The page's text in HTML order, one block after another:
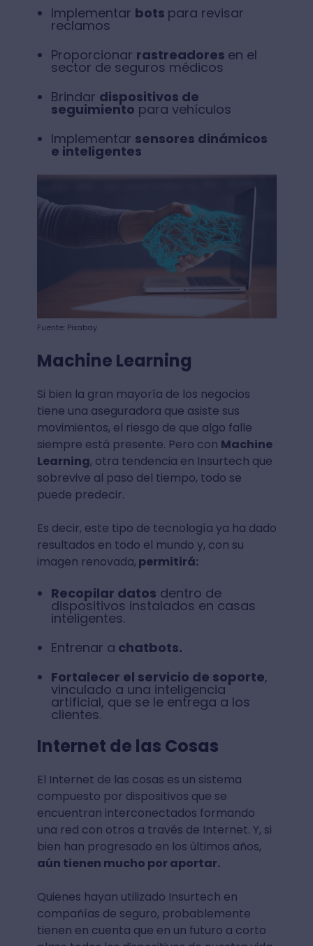
Implementar bots para revisar
reclamos
Proporcionar rastreadores en el
sector de seguros médicos
Brindar dispositivos de
seguimiento para vehículos
Implementar sensores dinámicos
e inteligentes
Fuente: Pixabay
Machine Learning
Si bien la gran mayoría de los negocios
tiene una aseguradora que asiste sus
movimientos, el riesgo de que algo falle
siempre está presente. Pero con Machine
Learning, otra tendencia en Insurtech que
sobrevive al paso del tiempo, todo se
puede predecir.
Es decir, este tipo de tecnología ya ha dado
resultados en todo el mundo y, con su
imagen renovada, permitirá:
Recopilar datos dentro de
dispositivos instalados en casas
inteligentes.
Entrenar a chatbots.
Fortalecer el servicio de soporte,
vinculado a una inteligencia
artificial, que se le entrega a los
clientes.
Internet de las Cosas
El Internet de las cosas es un sistema
compuesto por dispositivos que se
encuentran interconectados formando
una red con otros a través de Internet. Y, si
bien han progresado en los últimos años,
aún tienen mucho por aportar.
Quienes hayan utilizado Insurtech en
compañías de seguro, probablemente
tienen en cuenta que en un futuro a corto